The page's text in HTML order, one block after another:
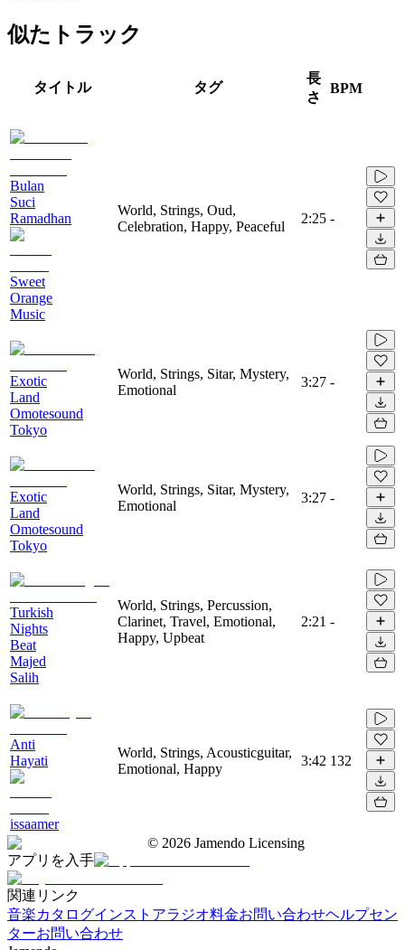
似たトラック
タイトル タグ
長
さ
BPM
Bulan
Suci
Ramadhan
Sweet
Orange
Music
World, Strings, Oud,
Celebration, Happy, Peaceful
2:25 -
Exotic
Land
Omotesound
Tokyo
World, Strings, Sitar, Mystery,
Emotional
3:27 -
Exotic
Land
Omotesound
Tokyo
World, Strings, Sitar, Mystery,
Emotional
3:27 -
Turkish
Nights
Beat
Majed
Salih
World, Strings, Percussion,
Clarinet, Travel, Emotional,
Happy, Upbeat
2:21 -
Anti
Hayati
issaamer
World, Strings, Acousticguitar,
Emotional, Happy
3:42 132
© 2026 Jamendo Licensing
アプリを入手
関連リンク
音楽カタログインストアラジオ料金お問い合わせヘルプセン
ターお問い合わせ